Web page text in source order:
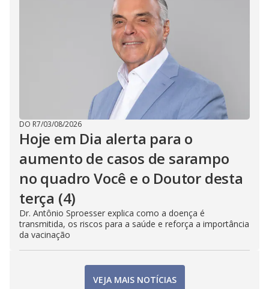
DO R7/03/08/2026
Hoje em Dia alerta para o
aumento de casos de sarampo
no quadro Você e o Doutor desta
terça (4)
Dr. Antônio Sproesser explica como a doença é
transmitida, os riscos para a saúde e reforça a importância
da vacinação
VEJA MAIS NOTÍCIAS